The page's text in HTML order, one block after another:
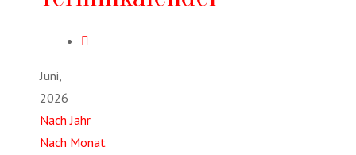
Juni,
2026
Nach Jahr
Nach Monat